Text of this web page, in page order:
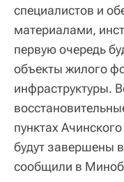
специалистов и
материалами,
первую очередь
объекты жилого
инфраструктуры.
пунктах
будут завершены
сообщили в